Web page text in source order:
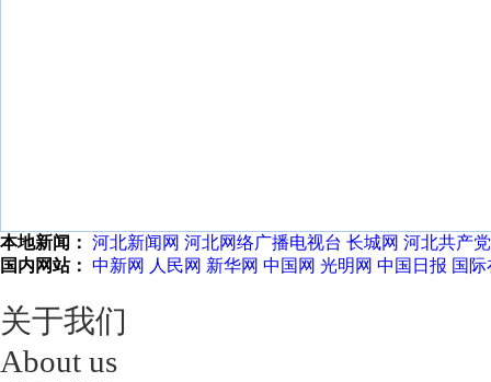
本地新闻： 河北新闻网 河北网络广播电视台 长城网 河北共产
国内网站： 中新网 人民网 新华网 中国网 光明网 中国日报 国
关于我们
About us